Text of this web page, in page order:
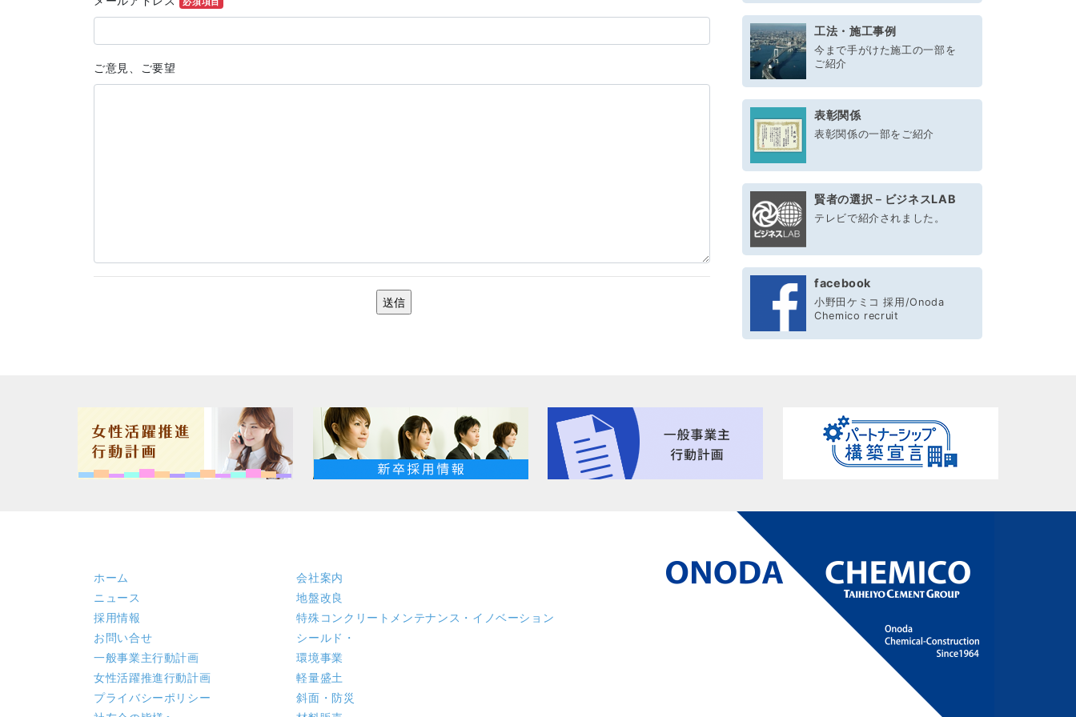
ご意見、ご要望
工法・施工事例
今まで手がけた施工の一部を
ご紹介
表彰関係
表彰関係の一部をご紹介
賢者の選択－ビジネスLAB
テレビで紹介されました。
facebook
小野田ケミコ 採用/Onoda
Chemico recruit
ホーム
ニュース
採用情報
お問い合せ
一般事業主行動計画
女性活躍推進行動計画
プライバシーポリシー
会社案内
地盤改良
特殊コンクリート メンテナンス・イノベーション
シールド・
環境事業
軽量盛土
斜面・防災